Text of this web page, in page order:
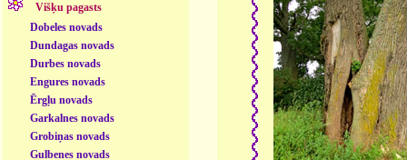
Višķu pagasts
Dobeles novads
Dundagas novads
Durbes novads
Engures novads
Ērgļu novads
Garkalnes novads
Grobiņas novads
Gulbenes novads